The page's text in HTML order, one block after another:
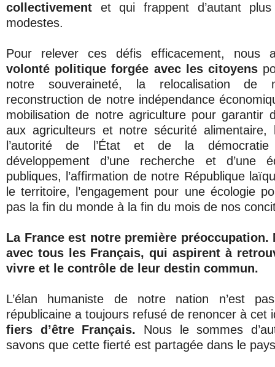
collectivement et qui frappent d’autant
modestes.
Pour relever ces défis efficacement, nous
volonté politique forgée avec les citoyens
notre souveraineté, la relocalisation de
reconstruction de notre indépendance
mobilisation de notre agriculture pour garantir
aux agriculteurs et notre sécurité alimentaire,
l’autorité de l’État et de la démocratie
développement d’une recherche et d’une
publiques, l’affirmation de notre République
le territoire, l’engagement pour une écologie
pas la fin du monde à la fin du mois de nos
La France est notre première préoccupation.
avec tous les Français, qui aspirent à
vivre et le contrôle de leur destin commun.
L’élan humaniste de notre nation n’est
républicaine a toujours refusé de renoncer à cet
fiers d’être Français. Nous le sommes
savons que cette fierté est partagée dans le